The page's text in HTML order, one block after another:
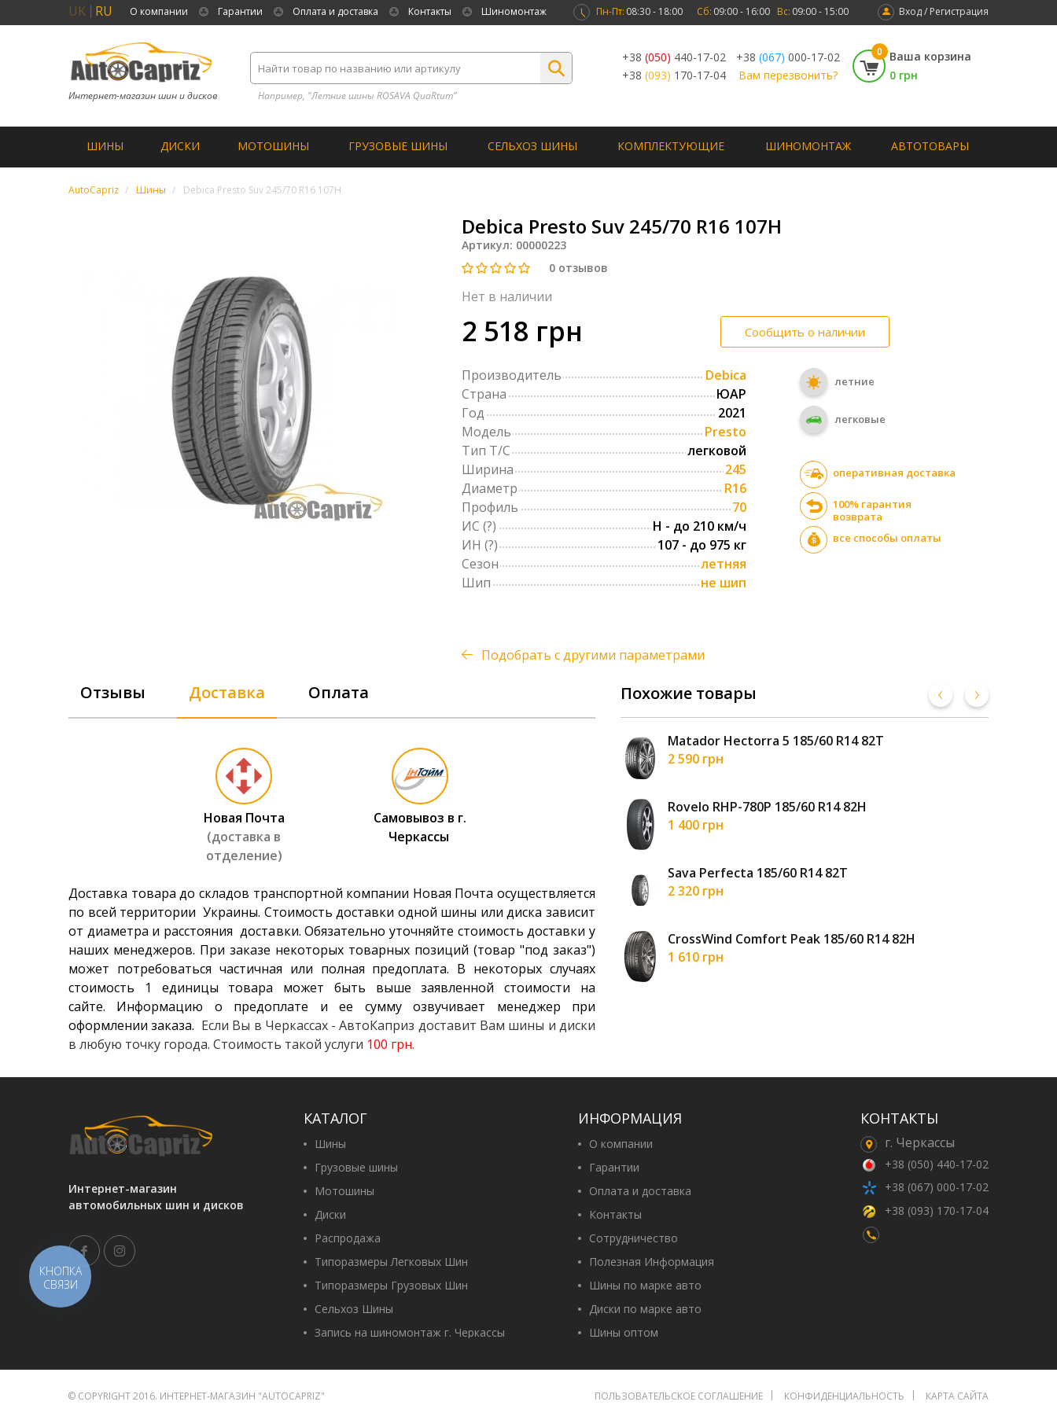
UK RU О компании Гарантии Оплата и доставка Контакты Шиномонтаж Вход / Регистрация
Пн-Пт: 08:30 - 18:00 Сб: 09:00 - 16:00 Вс: 09:00 - 15:00
Интернет-магазин шин и дисков Например, "Летние шины ROSAVA QuaRtum”
+38 (050) 440-17-02 +38 (067) 000-17-02
+38 (093) 170-17-04 Вам перезвонить?
0
Ваша корзина
0 грн
ШИНЫ ДИСКИ МОТОШИНЫ ГРУЗОВЫЕ ШИНЫ СЕЛЬХОЗ ШИНЫ КОМПЛЕКТУЮЩИЕ ШИНОМОНТАЖ АВТОТОВАРЫ
AutoCapriz Шины Debica Presto Suv 245/70 R16 107H
Debica Presto Suv 245/70 R16 107H
Артикул: 00000223
0 отзывов
Нет в наличии
2 518 грн Сообщить о наличии
Производитель
Debica
Страна
ЮАР
Год
2021
Модель
Presto
Тип Т/С
легковой
Ширина
245
Диаметр
R16
Профиль
70
ИС (?)
H - до 210 км/ч
ИН (?)
107 - до 975 кг
Сезон
летняя
Шип
не шип
летние
легковые
оперативная доставка
100% гарантия
возврата
все способы оплаты
Подобрать с другими параметрами
Отзывы Доставка Оплата
Новая Почта
(доставка в
отделение)
Самовывоз в г.
Черкассы
Доставка товара до складов транспортной компании Новая Почта осуществляется
по всей территории Украины. Стоимость доставки одной шины или диска зависит
от диаметра и расстояния доставки. Обязательно уточняйте стоимость доставки у
наших менеджеров. При заказе некоторых товарных позиций (товар "под заказ")
может потребоваться частичная или полная предоплата. В некоторых случаях
стоимость 1 единицы товара может быть выше заявленной стоимости на
сайте. Информацию о предоплате и ее сумму озвучивает менеджер при
оформлении заказа. Если Вы в Черкассах - АвтоКаприз доставит Вам шины и диски
в любую точку города. Стоимость такой услуги 100 грн.
Похожие товары
Rovelo Avenue 185/60 R14 82H
2 190 грн
Powertrac Adamas H/P 185/60 R14 82H
1 520 грн
Matador Hectorra 5 185/60 R14 82T
2 590 грн
Rovelo RHP-780P 185/60 R14 82H
1 400 грн
Sava Perfecta 185/60 R14 82T
2 320 грн
CrossWind Comfort Peak 185/60 R14 82H
1 610 грн
Интернет-магазин
автомобильных шин и дисков
КАТАЛОГ
Шины
Грузовые шины
Мотошины
Диски
Распродажа
Типоразмеры Легковых Шин
Типоразмеры Грузовых Шин
Сельхоз Шины
Запись на шиномонтаж г. Черкассы
ИНФОРМАЦИЯ
О компании
Гарантии
Оплата и доставка
Контакты
Сотрудничество
Полезная Информация
Шины по марке авто
Диски по марке авто
Шины оптом
КОНТАКТЫ
г. Черкассы
+38 (050) 440-17-02
+38 (067) 000-17-02
+38 (093) 170-17-04
© COPYRIGHT 2016. ИНТЕРНЕТ-МАГАЗИН "AUTOCAPRIZ" ПОЛЬЗОВАТЕЛЬСКОЕ СОГЛАШЕНИЕ КОНФИДЕНЦИАЛЬНОСТЬ КАРТА САЙТА
КНОПКА
СВЯЗИ